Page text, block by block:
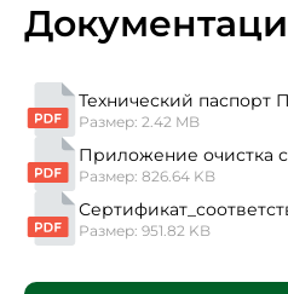
Технический паспорт
Размер: 2.42 MB
Приложение очистка
Размер: 826.64 KB
Размер: 951.82 KB